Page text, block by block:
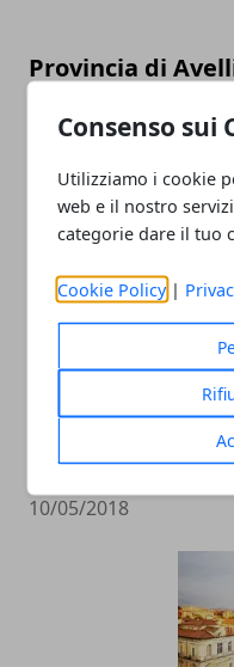
Consenso sui
Utilizziamo i cookie
web e il nostro
categorie dare il tuo
Cookie Policy |
Provincia di
Consiglieri
02/11/2018
Avellino/Verso
Centrosinistra
10/05/2018